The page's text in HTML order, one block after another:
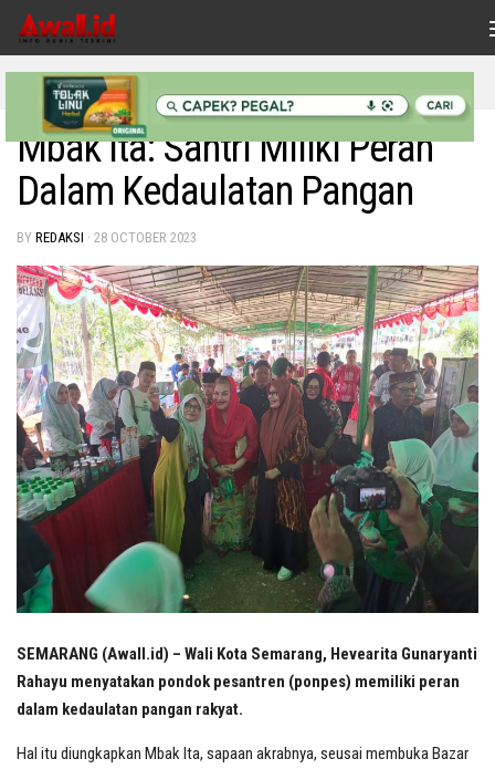
Skip to content
INDONESIAKU/NASIONAL
Mbak Ita: Santri Miliki Peran
Dalam Kedaulatan Pangan
BY REDAKSI · 28 OCTOBER 2023
SEMARANG (Awall.id) – Wali Kota Semarang, Hevearita Gunaryanti
Rahayu menyatakan pondok pesantren (ponpes) memiliki peran
dalam kedaulatan pangan rakyat.
Hal itu diungkapkan Mbak Ita, sapaan akrabnya, seusai membuka Bazar